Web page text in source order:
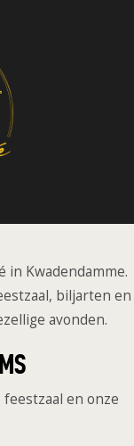
in Kwadendamme.
biljarten en
avonden.
feestzaal en onze